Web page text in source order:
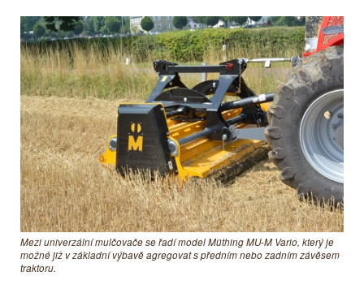
Mezi univerzální mulčovače se řadí model Müthing MU-M Vario, který je
možné již v základní výbavě agregovat s předním nebo zadním závěsem
traktoru.